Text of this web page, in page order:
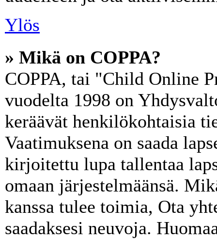
Ylös
» Mikä on COPPA?
COPPA, tai "Child Online
vuodelta 1998 on
keräävät henkilökohtaisia
Vaatimuksena on saada
kirjoitettu lupa tallentaa
omaan järjestelmäänsä.
kanssa tulee toimia, Ota
saadaksesi neuvoja.